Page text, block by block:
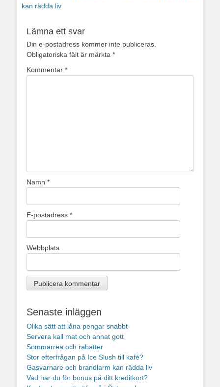
inlägg:
kan rädda liv
Lämna ett svar
Din e-postadress kommer inte publiceras.
Obligatoriska fält är märkta *
Kommentar *
Namn *
E-postadress *
Webbplats
Senaste inläggen
Olika sätt att låna pengar snabbt
Servera kall mat och annat gott
Sommarrea och rabatter
Stor efterfrågan på Ice Slush till kafé?
Gasvarnare och brandlarm kan rädda liv
Vad har du för bonus på ditt kreditkort?